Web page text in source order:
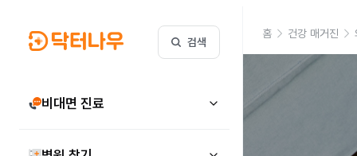
검색
비대면 진료
홈 건강 매거진